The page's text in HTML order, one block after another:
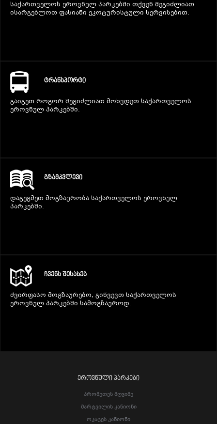
საქართველოს ეროვნულ პარკებში თქვენ შეგიძლიათ
ისარგებლოთ ფასიანი ეკოტურისტული სერვისებით.
ᲢᲠᲐᲜᲡᲞᲝᲠᲢᲘ
გაიგეთ როგორ შეგიძლიათ მოხვდეთ საქართველოს
ეროვნულ პარკებში.
ᲒᲖᲐᲛᲙᲕᲚᲔᲕᲘ
დაგეგმეთ მოგზაურობა საქართველოს ეროვნულ
პარკებში.
ᲩᲕᲔᲜᲡ ᲨᲔᲡᲐᲮᲔᲑ
ძვირფასო მოგზაურებო, გიწვევთ საქართველოს
ეროვნულ პარკებში სამოგზაუროდ.
ᲔᲠᲝᲕᲜᲣᲚᲘ ᲞᲐᲠᲙᲔᲑᲘ
Პრომეთეს Მღვიმე
Მარტვილის Კანიონი
Ოკაცეს Კანიონი